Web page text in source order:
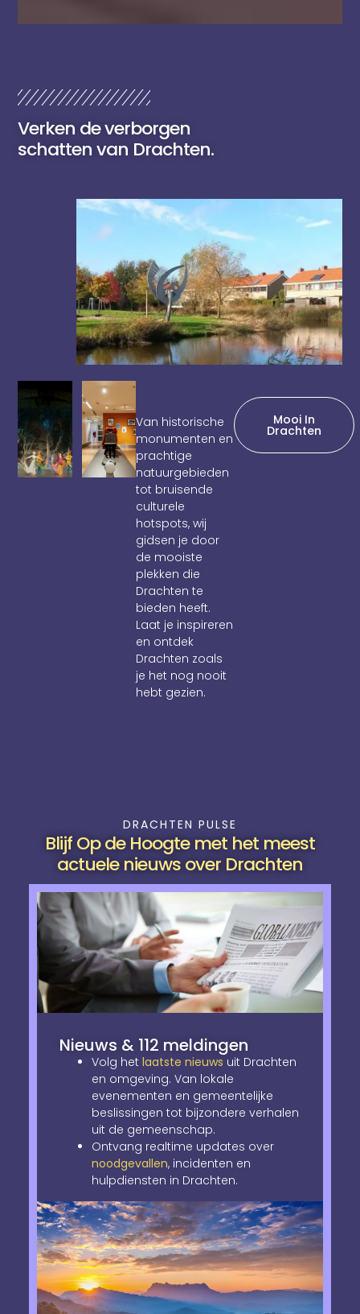
Verken de verborgen
schatten van Drachten.
Van historische
monumenten en
prachtige
natuurgebieden
tot bruisende
culturele
hotspots, wij
gidsen je door
de mooiste
plekken die
Drachten te
bieden heeft.
Laat je inspireren
en ontdek
Drachten zoals
je het nog nooit
hebt gezien.
Mooi In
Drachten
DRACHTEN PULSE
Blijf Op de Hoogte met het meest
actuele nieuws over Drachten
Nieuws & 112 meldingen
Volg hetlaatste nieuws uit Drachten
en omgeving. Van lokale
evenementen en gemeentelijke
beslissingen tot bijzondere verhalen
uit de gemeenschap.
Ontvang realtime updates over
noodgevallen, incidenten en
hulpdiensten in Drachten.